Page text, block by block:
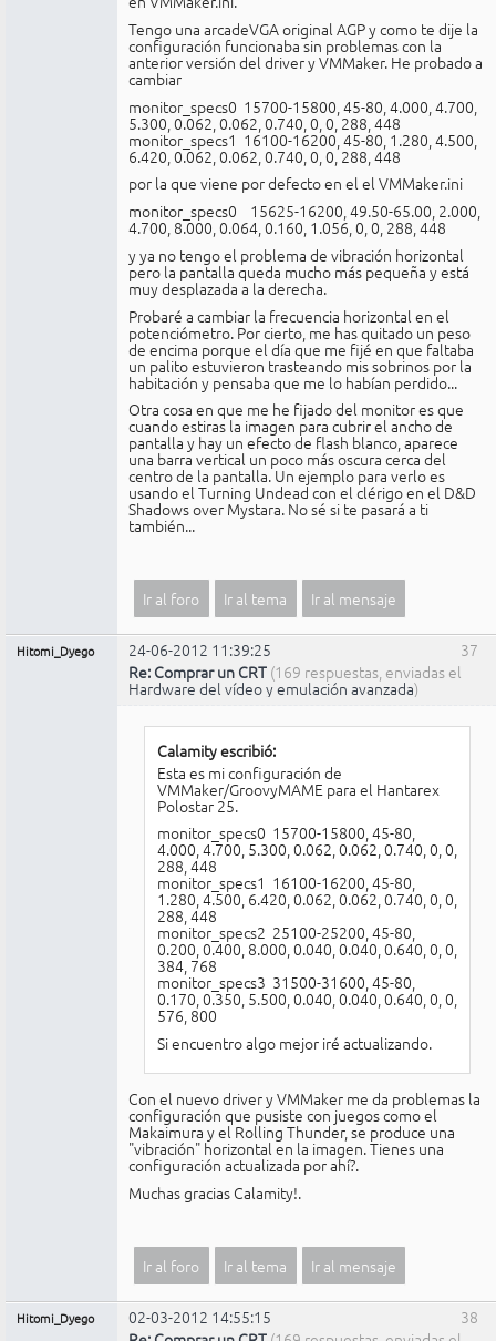
Tengo una arcadeVGA original AGP y como te dije la
configuración funcionaba sin problemas con la
anterior versión del driver y VMMaker. He probado a
cambiar
monitor_specs0 15700-15800, 45-80, 4.000, 4.700,
5.300, 0.062, 0.062, 0.740, 0, 0, 288, 448
monitor_specs1 16100-16200, 45-80, 1.280, 4.500,
6.420, 0.062, 0.062, 0.740, 0, 0, 288, 448
por la que viene por defecto en el el VMMaker.ini
monitor_specs0 15625-16200, 49.50-65.00, 2.000,
4.700, 8.000, 0.064, 0.160, 1.056, 0, 0, 288, 448
y ya no tengo el problema de vibración horizontal
pero la pantalla queda mucho más pequeña y está
muy desplazada a la derecha.
Probaré a cambiar la frecuencia horizontal en el
potenciómetro. Por cierto, me has quitado un peso
de encima porque el día que me fijé en que faltaba
un palito estuvieron trasteando mis sobrinos por la
habitación y pensaba que me lo habían perdido...
Otra cosa en que me he fijado del monitor es que
cuando estiras la imagen para cubrir el ancho de
pantalla y hay un efecto de flash blanco, aparece
una barra vertical un poco más oscura cerca del
centro de la pantalla. Un ejemplo para verlo es
usando el Turning Undead con el clérigo en el D&D
Shadows over Mystara. No sé si te pasará a ti
también...
Ir al foro Ir al tema Ir al mensaje
37
Hitomi_Dyego
24-06-2012 11:39:25
Re: Comprar un CRT (169 respuestas, enviadas el
Hardware del vídeo y emulación avanzada)
Calamity escribió:
Esta es mi configuración de
VMMaker/GroovyMAME para el Hantarex
Polostar 25.
monitor_specs0 15700-15800, 45-80,
4.000, 4.700, 5.300, 0.062, 0.062, 0.740, 0, 0,
288, 448
monitor_specs1 16100-16200, 45-80,
1.280, 4.500, 6.420, 0.062, 0.062, 0.740, 0, 0,
288, 448
monitor_specs2 25100-25200, 45-80,
0.200, 0.400, 8.000, 0.040, 0.040, 0.640, 0, 0,
384, 768
monitor_specs3 31500-31600, 45-80,
0.170, 0.350, 5.500, 0.040, 0.040, 0.640, 0, 0,
576, 800
Si encuentro algo mejor iré actualizando.
Con el nuevo driver y VMMaker me da problemas la
configuración que pusiste con juegos como el
Makaimura y el Rolling Thunder, se produce una
"vibración" horizontal en la imagen. Tienes una
configuración actualizada por ahí?.
Muchas gracias Calamity!.
Ir al foro Ir al tema Ir al mensaje
38
Hitomi_Dyego
02-03-2012 14:55:15